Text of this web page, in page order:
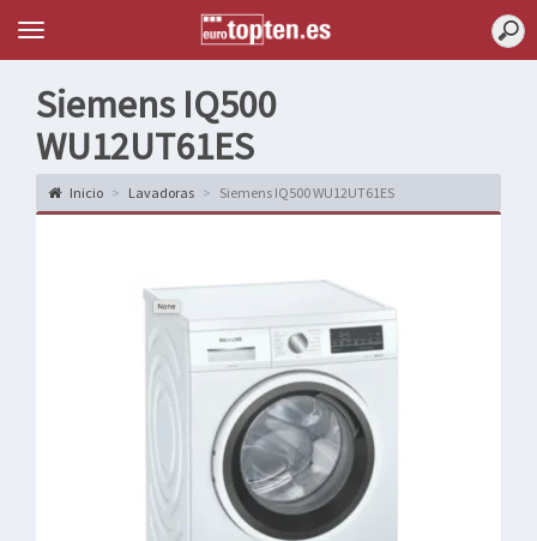
Topten
Menu
Siemens IQ500
WU12UT61ES
Inicio Lavadoras Siemens IQ500 WU12UT61ES